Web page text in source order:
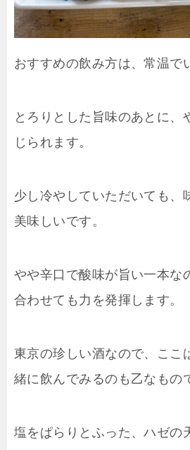
おすすめの飲み方は、常温で
とろりとした旨味のあとに、
じられます。
少し冷やしていただいても、
美味しいです。
やや辛口で酸味が旨い一本な
合わせても力を発揮します。
東京の珍しい酒なので、ここ
緒に飲んでみるのも乙なもの
塩をぱらりとふった、ハゼの